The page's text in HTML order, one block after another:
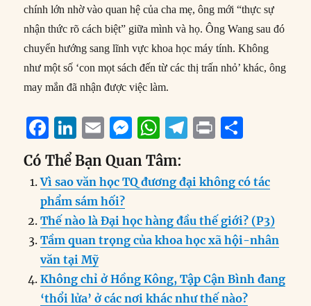
chính lớn nhờ vào quan hệ của cha mẹ, ông mới “thực sự
nhận thức rõ cách biệt” giữa mình và họ. Ông Wang sau đó
chuyển hướng sang lĩnh vực khoa học máy tính. Không
như một số ‘con mọt sách đến từ các thị trấn nhỏ’ khác, ông
may mắn đã nhận được việc làm.
F
a
c
e
b
o
o
k
Li
n
k
e
d
I
n
E
m
ai
l
M
ss
e
n
g
W
h
at
s
A
p
T
e
g
r
a
P
n
t
a
re
Có Thể Bạn Quan Tâm:
Vì sao văn học TQ đương đại không có tác
phẩm sám hối?
Thế nào là Đại học hàng đầu thế giới? (P3)
Tầm quan trọng của khoa học xã hội-nhân
văn tại Mỹ
Không chỉ ở Hồng Kông, Tập Cận Bình đang
‘thổi lửa’ ở các nơi khác như thế nào?